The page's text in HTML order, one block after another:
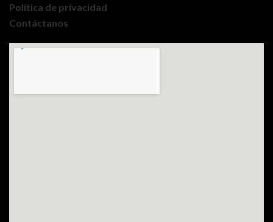
Política de privacidad
Contáctanos